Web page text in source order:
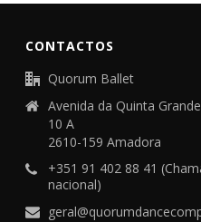
CONTACTOS
Quorum Ballet
Avenida da Quinta Grande
10 A
2610-159 Amadora
+351 91 402 88 41
nacional)